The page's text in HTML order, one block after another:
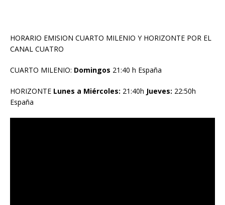
HORARIO EMISION CUARTO MILENIO Y HORIZONTE POR EL
CANAL CUATRO
CUARTO MILENIO: Domingos 21:40 h España
HORIZONTE Lunes a Miércoles: 21:40h Jueves: 22:50h
España